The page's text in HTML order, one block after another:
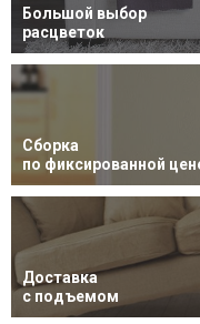
Большой выбор
расцветок
Сборка
по фиксированной
Доставка
с подъемом